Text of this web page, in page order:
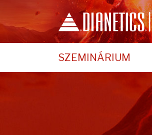
SZEMINÁRIUM